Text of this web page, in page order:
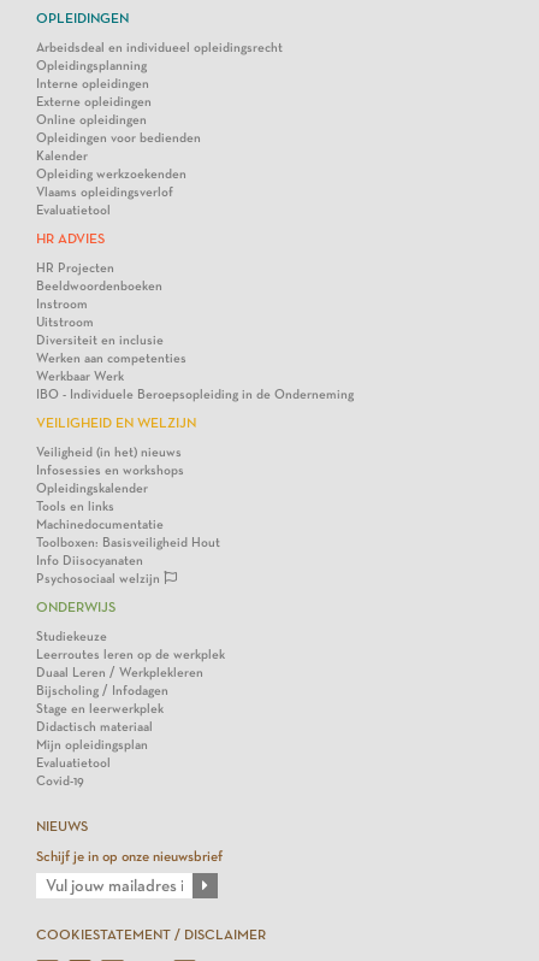
OPLEIDINGEN
Arbeidsdeal en individueel opleidingsrecht
Opleidingsplanning
Interne opleidingen
Externe opleidingen
Online opleidingen
Opleidingen voor bedienden
Kalender
Opleiding werkzoekenden
Vlaams opleidingsverlof
Evaluatietool
HR ADVIES
HR Projecten
Beeldwoordenboeken
Instroom
Uitstroom
Diversiteit en inclusie
Werken aan competenties
Werkbaar Werk
IBO - Individuele Beroepsopleiding in de Onderneming
VEILIGHEID EN WELZIJN
Veiligheid (in het) nieuws
Infosessies en workshops
Opleidingskalender
Tools en links
Machinedocumentatie
Toolboxen: Basisveiligheid Hout
Info Diisocyanaten
Psychosociaal welzijn
ONDERWIJS
Studiekeuze
Leerroutes leren op de werkplek
Duaal Leren / Werkplekleren
Bijscholing / Infodagen
Stage en leerwerkplek
Didactisch materiaal
Mijn opleidingsplan
Evaluatietool
Covid-19
NIEUWS
Schijf je in op onze nieuwsbrief
COOKIESTATEMENT / DISCLAIMER